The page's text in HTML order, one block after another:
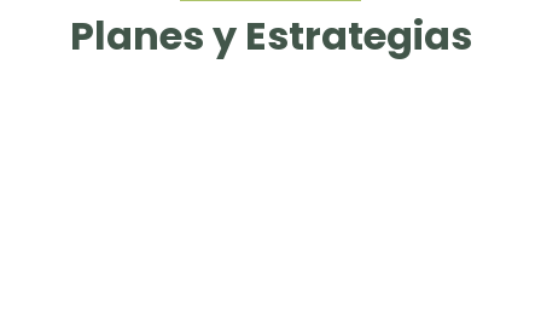
Planes y Estrategias